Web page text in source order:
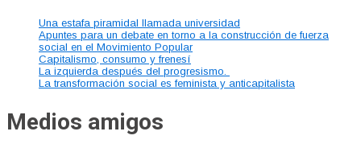
Una estafa piramidal llamada universidad
Apuntes para un debate en torno a la construcción de fuerza
social en el Movimiento Popular
Capitalismo, consumo y frenesí
La izquierda después del progresismo.
La transformación social es feminista y anticapitalista
Medios amigos